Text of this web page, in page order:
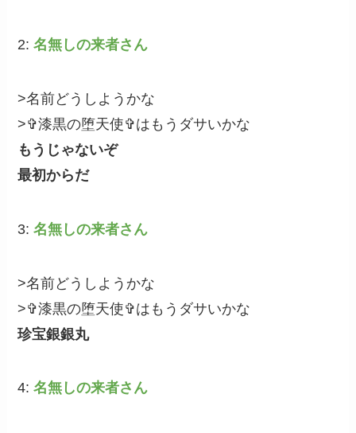
2:名無しの来者さん
>名前どうしようかな
>✞漆黒の堕天使✞はもうダサいかな
もうじゃないぞ
最初からだ
3:名無しの来者さん
>名前どうしようかな
>✞漆黒の堕天使✞はもうダサいかな
珍宝銀銀丸
4:名無しの来者さん